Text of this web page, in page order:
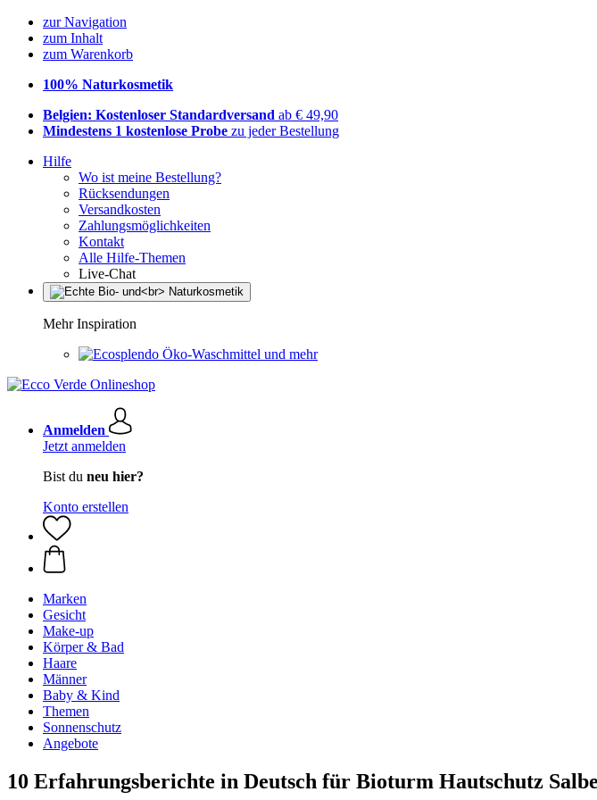
zur Navigation
zum Inhalt
zum Warenkorb
100% Naturkosmetik
Belgien: Kostenloser Standardversand ab € 49,90
Mindestens 1 kostenlose Probe zu jeder Bestellung
Hilfe
Wo ist meine Bestellung?
Rücksendungen
Versandkosten
Zahlungsmöglichkeiten
Kontakt
Alle Hilfe-Themen
Live-Chat
Mehr Inspiration
Öko-Waschmittel und mehr
Anmelden
Jetzt anmelden
Bist du neu hier?
Konto erstellen
Marken
Gesicht
Make-up
Körper & Bad
Haare
Männer
Baby & Kind
Themen
Sonnenschutz
Angebote
10 Erfahrungsberichte in Deutsch für Bioturm Hautschutz